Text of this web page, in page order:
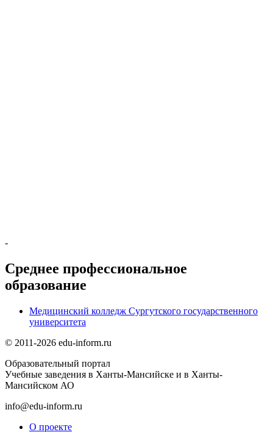
-
Среднее профессиональное
образование
Медицинский колледж Сургутского государственного
университета
© 2011-2026 edu-inform.ru
Образовательный портал
Учебные заведения в Ханты-Мансийске и в Ханты-
Мансийском АО
info@edu-inform.ru
О проекте